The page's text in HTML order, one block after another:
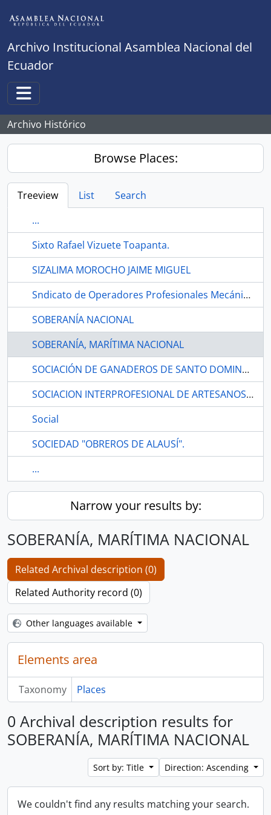
Archivo Institucional Asamblea Nacional del
Ecuador
Toggle navigation
Archivo Histórico
Browse Places:
Treeview List
Search
...
Sixto Rafael Vizuete Toapanta.
SIZALIMA MOROCHO JAIME MIGUEL
Sndicato de Operadores Profesionales Mecánicos de Equipos Caminero y Afnes "SOMEC", Ambato.
SOBERANÍA NACIONAL
SOBERANÍA, MARÍTIMA NACIONAL
SOCIACIÓN DE GANADEROS DE SANTO DOMINGO
SOCIACION INTERPROFESIONAL DE ARTESANOS Y OPERARIOS DE ZARUMA
Social
SOCIEDAD "OBREROS DE ALAUSÍ".
...
Narrow your results by:
SOBERANÍA, MARÍTIMA NACIONAL
Related Archival description (0)
Related Authority record (0)
Other languages available
Elements area
Taxonomy Places
0 Archival description results for
SOBERANÍA, MARÍTIMA NACIONAL
Sort by: Title Direction: Ascending
We couldn't find any results matching your search.